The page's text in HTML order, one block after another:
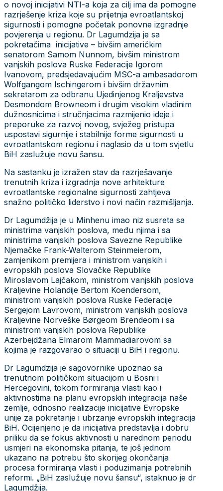
o novoj inicijativi NTI-a koja za cilj ima da pomogne
razrješenje kriza koje su prijetnja evroatlantskoj
sigurnosti i pomogne početak ponovne izgradnje
povjerenja u regionu. Dr Lagumdzija je sa
pokretačima inicijative – bivšim američkim
senatorom Samom Nunnom, bivšim ministrom
vanjskih poslova Ruske Federacije Igorom
Ivanovom, predsjedavajućim MSC-a ambasadorom
Wolfgangom Ischingerom i bivšim državnim
sekretarom za odbranu Ujedinjenog Kraljevstva
Desmondom Browneom i drugim visokim vladinim
dužnosnicima i stručnjacima razmijenio ideje i
preporuke za razvoj novog, svježeg pristupa
uspostavi sigurnije i stabilnije forme sigurnosti u
evroatlantskom regionu i naglasio da u tom svjetlu
BiH zaslužuje novu šansu.
Na sastanku je izražen stav da razrješavanje
trenutnih kriza i izgradnja nove arhitekture
evroatlantske regionalne sigurnosti zahtjeva
snažno političko liderstvo i novi način razmišljanja.
Dr Lagumdžija je u Minhenu imao niz susreta sa
ministrima vanjskih poslova, među njima i sa
ministrima vanjskih poslova Savezne Republike
Njemačke Frank-Walterom Steinmeierom,
zamjenikom premijera i ministrom vanjskih i
evropskih poslova Slovačke Republike
Miroslavom Lajčakom, ministrom vanjskih poslova
Kraljevine Holandije Bertom Koendersom,
ministrom vanjskih poslova Ruske Federacije
Sergejom Lavrovom, ministrom vanjskih poslova
Kraljevine Norveške Børgeom Brendeom i sa
ministrom vanjskih poslova Republike
Azerbejdžana Elmarom Mammadiarovom sa
kojima je razgovarao o situaciji u BiH i regionu.
Dr Lagumdzija je sagovornike upoznao sa
trenutnom političkom situacijom u Bosni i
Hercegovini, tokom formiranja vlasti kao i
aktivnostima na planu evropskih integracija naše
zemlje, odnosno realizacije inicijative Evropske
unije za pokretanje i ubrzanje evropskih integracija
BiH. Ocijenjeno je da inicijativa predstavlja i dobru
priliku da se fokus aktivnosti u narednom periodu
usmjeri na ekonomska pitanja, te još jednom
ukazano na potrebu što skorijeg okončanja
procesa formiranja vlasti i poduzimanja potrebnih
reformi. „BiH zaslužuje novu šansu“, istaknuo je dr
Lagumdžija.